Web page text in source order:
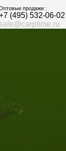
продажи :
(495) 532-06-02
sale@carptime.ru